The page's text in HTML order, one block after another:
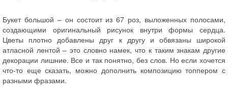
Букет большой – он состоит из 67 роз, выложенных полосами,
создающими оригинальный рисунок внутри формы сердца.
Цветы плотно добавлены друг к другу и обвязаны широкой
атласной лентой – это словно намек, что к таким знакам другие
декорации лишние. Все и так понятно, без слов. Но если хочется
что-то еще сказать, можно дополнить композицию топпером с
разными фразами.